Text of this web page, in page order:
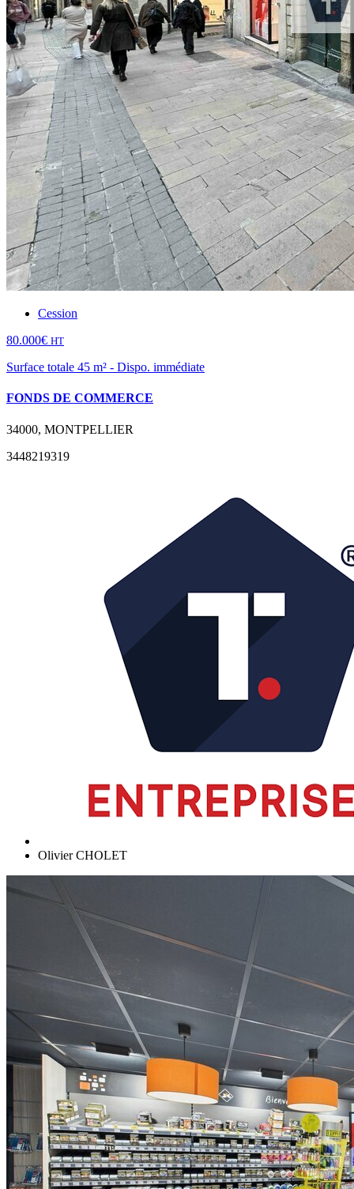
Cession
80.000€ HT
Surface totale 45 m² - Dispo. immédiate
FONDS DE COMMERCE
34000, MONTPELLIER
3448219319
Olivier CHOLET